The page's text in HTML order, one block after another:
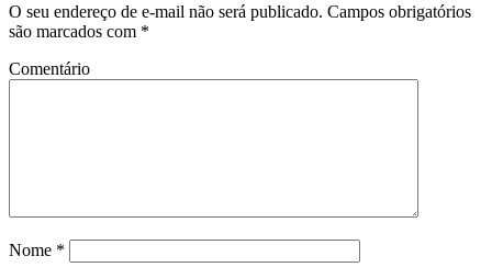
O seu endereço de e-mail não será publicado. Campos obrigatórios
são marcados com *
Comentário
Nome *